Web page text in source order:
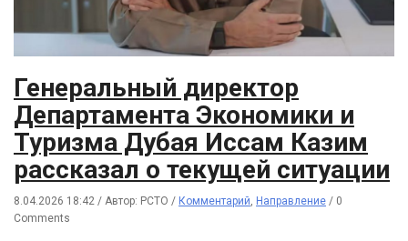
Генеральный директор
Департамента Экономики и
Туризма Дубая Иссам Казим
рассказал о текущей ситуации
8.04.2026 18:42 / Автор: РСТО / Комментарий, Направление / 0
Comments